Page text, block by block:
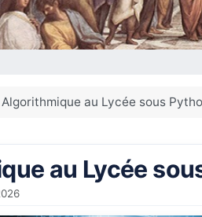
Algorithmique au Lycée sous
au Lycée